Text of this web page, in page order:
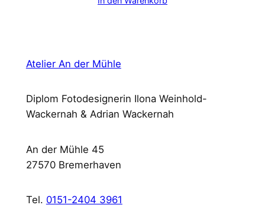
Atelier An der Mühle
Diplom Fotodesignerin Ilona Weinhold-
Wackernah & Adrian Wackernah
An der Mühle 45
27570 Bremerhaven
Tel. 0151-2404 3961